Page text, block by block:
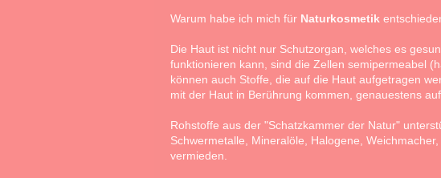
Warum habe ich mich für Naturkosmetik
Die Haut ist nicht nur Schutzorgan, welches es
funktionieren kann, sind die Zellen semipermeabel
können auch Stoffe, die auf die Haut aufgetragen
mit der Haut in Berührung kommen, genauestens
Rohstoffe aus der "Schatzkammer der Natur"
Schwermetalle, Mineralöle, Halogene,
vermieden.